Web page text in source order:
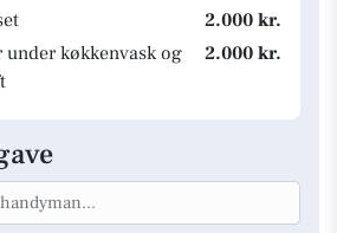
2.000 kr.
køkkenvask og
2.000 kr.